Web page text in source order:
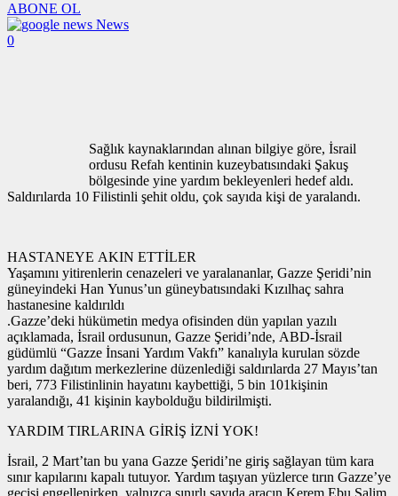
ABONE OL
News
0
Sağlık kaynaklarından alınan bilgiye göre, İsrail
ordusu Refah kentinin kuzeybatısındaki Şakuş
bölgesinde yine yardım bekleyenleri hedef aldı.
Saldırılarda 10 Filistinli şehit oldu, çok sayıda kişi de yaralandı.
HASTANEYE AKIN ETTİLER
Yaşamını yitirenlerin cenazeleri ve yaralananlar, Gazze Şeridi’nin
güneyindeki Han Yunus’un güneybatısındaki Kızılhaç sahra
hastanesine kaldırıldı
.Gazze’deki hükümetin medya ofisinden dün yapılan yazılı
açıklamada, İsrail ordusunun, Gazze Şeridi’nde, ABD-İsrail
güdümlü “Gazze İnsani Yardım Vakfı” kanalıyla kurulan sözde
yardım dağıtım merkezlerine düzenlediği saldırılarda 27 Mayıs’tan
beri, 773 Filistinlinin hayatını kaybettiği, 5 bin 101kişinin
yaralandığı, 41 kişinin kaybolduğu bildirilmişti.
YARDIM TIRLARINA GİRİŞ İZNİ YOK!
İsrail, 2 Mart’tan bu yana Gazze Şeridi’ne giriş sağlayan tüm kara
sınır kapılarını kapalı tutuyor. Yardım taşıyan yüzlerce tırın Gazze’ye